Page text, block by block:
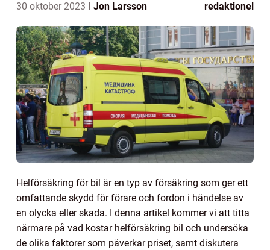
30 oktober 2023 Jon Larsson redaktionel
Helförsäkring för bil är en typ av försäkring som ger ett
omfattande skydd för förare och fordon i händelse av
en olycka eller skada. I denna artikel kommer vi att titta
närmare på vad kostar helförsäkring bil och undersöka
de olika faktorer som påverkar priset, samt diskutera